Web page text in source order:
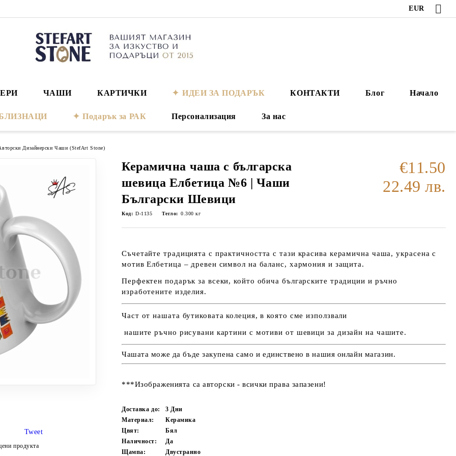
EUR
ЧАШИ КАРТИЧКИ ИДЕИ ЗА ПОДАРЪК КОНТАКТИ Блог Начало
БЛИЗНАЦИ Подарък за РАК Персонализация За нас
Дизайнерски Чаши (StefArt Stone)
Керамична чаша с българска
шевица Елбетица №6 | Чаши
Български Шевици
€11.50
22.49 лв.
Код: D-1135 Тегло: 0.300 кг
Съчетайте традицията с практичността с тази красива керамична чаша, украсена с
мотив Елбетица – древен символ на баланс, хармония и защита.
Перфектен подарък за всеки, който обича българските традиции и ръчно
изработените изделия.
Част от нашата бутиковата колеция, в която сме използвали
нашите ръчно рисувани картини с мотиви от шевици за дизайн на чашите.
Чашата може да бъде закупена само и единствено в нашия онлайн магазин.
***Изображенията са авторски - всички права запазени!
Доставка до: 3 Дни
Материал:
Керамика
Цвят:
Бял
Наличност:
Да
Щампа:
Двустранно
Tweet
продукта